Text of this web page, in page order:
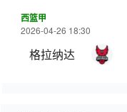
西篮甲
2026-04-26 18:30
格拉纳达